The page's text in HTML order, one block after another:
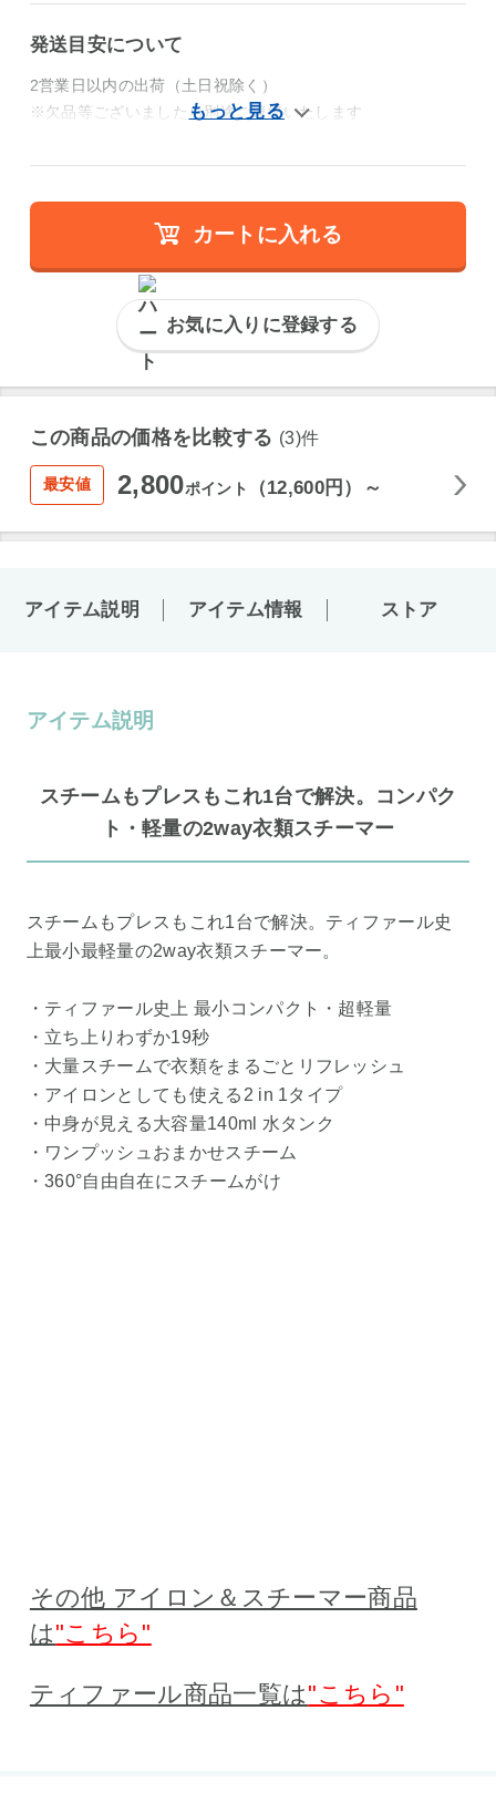
発送目安について
2営業日以内の出荷（土日祝除く）
※欠品等ございましたら別途ご連絡いたします
カートに入れる
お気に入りに登録する
この商品の価格を比較する (3)件
最安値 2,800ポイント （12,600円）～
アイテム説明 アイテム情報 ストア
アイテム説明
スチームもプレスもこれ1台で解決。コンパク
ト・軽量の2way衣類スチーマー
スチームもプレスもこれ1台で解決。ティファール史
上最小最軽量の2way衣類スチーマー。
・ティファール史上 最小コンパクト・超軽量
・立ち上りわずか19秒
・大量スチームで衣類をまるごとリフレッシュ
・アイロンとしても使える2 in 1タイプ
・中身が見える大容量140ml 水タンク
・ワンプッシュおまかせスチーム
・360°自由自在にスチームがけ
その他 アイロン＆スチーマー商品
は"こちら"
ティファール商品一覧は"こちら"